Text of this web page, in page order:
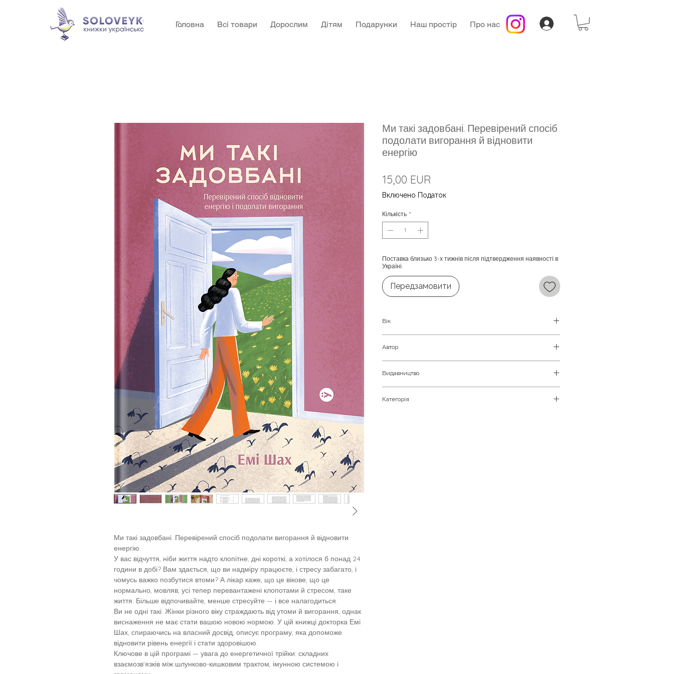
Головна Всі товари Дорослим Дітям Подарунки Наш простір Про нас
Ми такі задовбані. Перевірений спосіб подолати вигорання й відновити
енергію.
У вас відчуття, ніби життя надто клопітне, дні короткі, а хотілося б понад 24
години в добі? Вам здається, що ви надміру працюєте, і стресу забагато, і
чомусь важко позбутися втоми? А лікар каже, що це вікове, що це
нормально, мовляв, усі тепер перевантажені клопотами й стресом, таке
життя. Більше відпочивайте, менше стресуйте — і все налагодиться.
Ви не одні такі. Жінки різного віку страждають від утоми й вигорання, однак
виснаження не має стати вашою новою нормою. У цій книжці докторка Емі
Шах, спираючись на власний досвід, описує програму, яка допоможе
відновити рівень енергії і стати здоровішою.
Ключове в цій програмі — увага до енергетичної трійки: складних
взаємозв’язків між шлунково-кишковим трактом, імунною системою і
Ми такі задовбані. Перевірений спосіб
подолати вигорання й відновити
енергію
15,00 EUR
Включено Податок
Кількість *
Поставка близько 3-х тижнів після підтвердження наявності в
Україні.
Передзамовити
Вік
Автор
Видавництво
Категорія